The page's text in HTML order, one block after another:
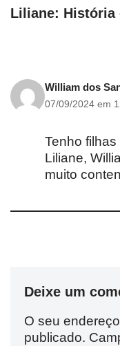
Liliane: História
William dos
07/09/2024 em
Tenho
Liliane,
muito
Deixe um
O seu
publicado.